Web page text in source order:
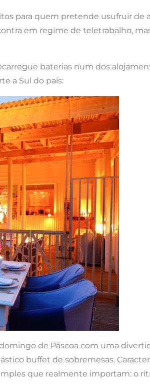
para quem pretende usufruir de
em regime de teletrabalho,
baterias num dos
a Sul do país:
de Páscoa com uma
buffet de sobremesas.
que realmente importam: o